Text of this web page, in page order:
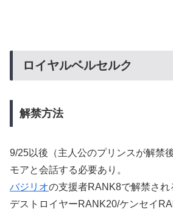
ロイヤルベルセルク
解禁方法
9/25以後（主人公のプリンスが解禁
モアと会話する必要あり。
バジリオの支援者RANK8で解禁され
デストロイヤーRANK20/ケンセイ